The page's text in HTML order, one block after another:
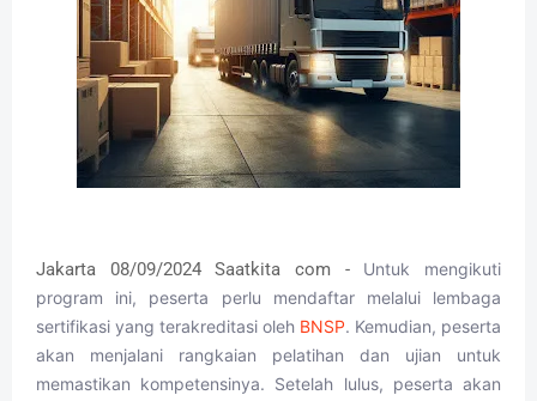
Jakarta 08/09/2024 Saatkita com - Untuk mengikuti
program ini, peserta perlu mendaftar melalui lembaga
sertifikasi yang terakreditasi oleh BNSP. Kemudian, peserta
akan menjalani rangkaian pelatihan dan ujian untuk
memastikan kompetensinya. Setelah lulus, peserta akan